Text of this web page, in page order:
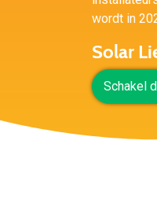
wordt in
Solar
Schakel